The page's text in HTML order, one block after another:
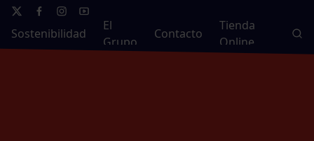
Sostenibilidad
El
Grupo
Contacto
Tienda
Online